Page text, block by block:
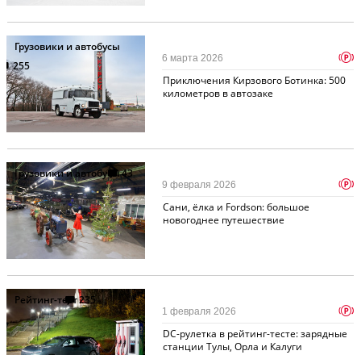
Грузовики и автобусы
255
Приключения Кирзового Ботинка: 500
километров в автозаке
6 марта 2026 p
Грузовики и автобусы43
Cани, ёлка и Fordson: большое
новогоднее путешествие
9 февраля 2026 p
Рейтинг-тест235
DC-рулетка в рейтинг-тесте: зарядные
станции Тулы, Орла и Калуги
1 февраля 2026 p